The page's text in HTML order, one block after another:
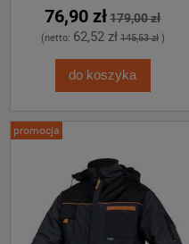
76,90 zł 179,00 zł
(netto: 62,52 zł 145,53 zł)
do koszyka
promocja